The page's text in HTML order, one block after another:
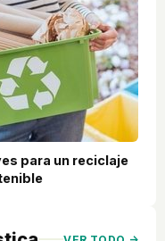
para un reciclaje